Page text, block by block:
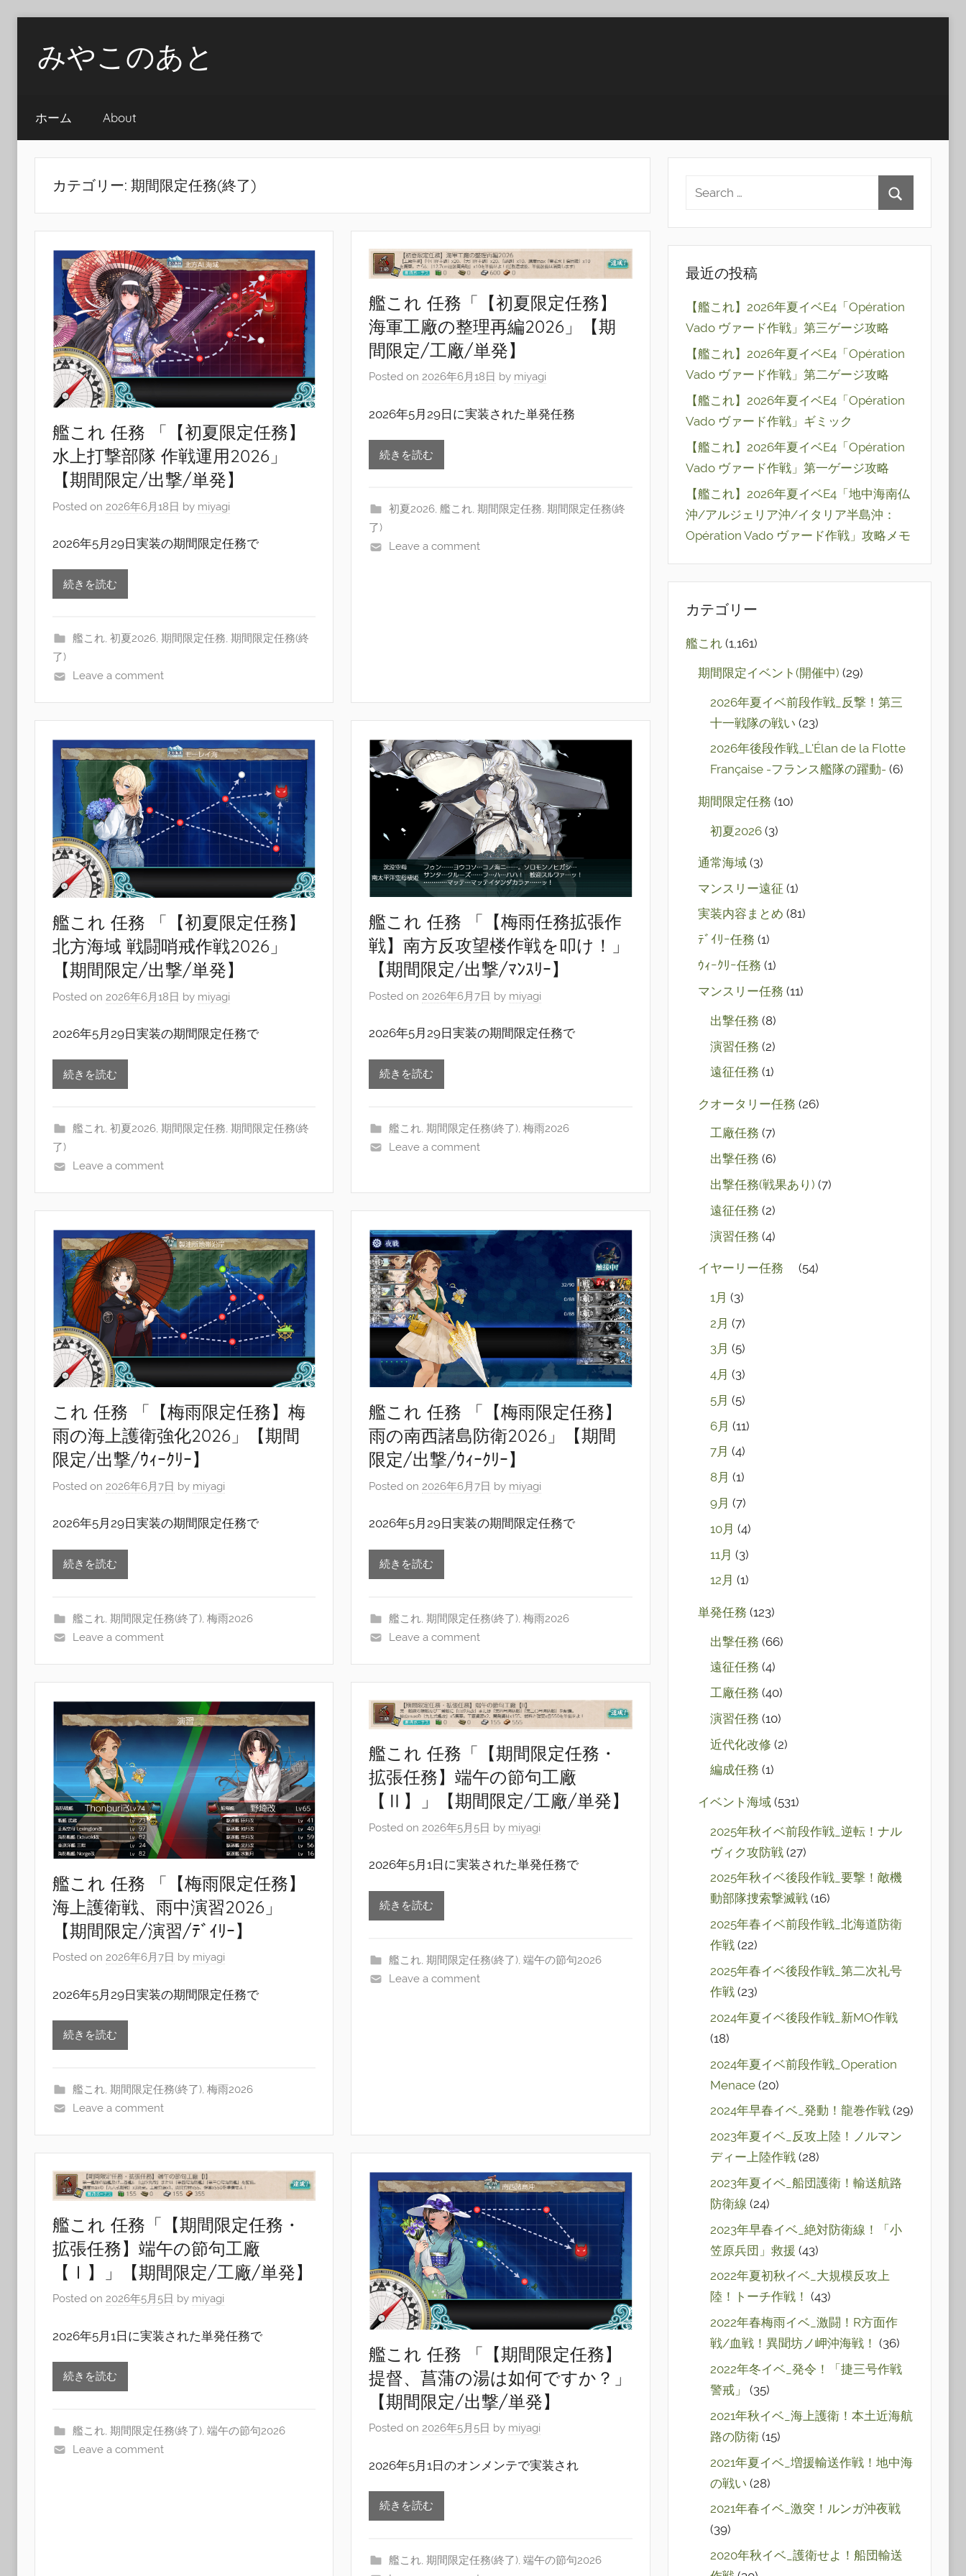
content
みやこのあと
ホーム About
カテゴリー: 期間限定任務(終了)
艦これ 任務 「【初夏限定任務】
水上打撃部隊 作戦運用2026」
【期間限定/出撃/単発】
Posted on 2026年6月18日 by miyagi
2026年5月29日実装の期間限定任務で
続きを読む
艦これ, 初夏2026, 期間限定任務, 期間限定任務(終
了)
Leave a comment
艦これ 任務「【初夏限定任務】
海軍工廠の整理再編2026」【期
間限定/工廠/単発】
Posted on2026年6月18日 by miyagi
2026年5月29日に実装された単発任務
続きを読む
初夏2026, 艦これ, 期間限定任務, 期間限定任務(終
了)
Leave a comment
艦これ 任務 「【初夏限定任務】
北方海域 戦闘哨戒作戦2026」
【期間限定/出撃/単発】
Posted on 2026年6月18日 by miyagi
2026年5月29日実装の期間限定任務で
続きを読む
艦これ, 初夏2026, 期間限定任務, 期間限定任務(終
了)
Leave a comment
艦これ 任務 「【梅雨任務拡張作
戦】南方反攻望楼作戦を叩け！」
【期間限定/出撃/ﾏﾝｽﾘｰ】
Posted on2026年6月7日 by miyagi
2026年5月29日実装の期間限定任務で
続きを読む
艦これ, 期間限定任務(終了), 梅雨2026
Leave a comment
これ 任務 「【梅雨限定任務】梅
雨の海上護衛強化2026」【期間
限定/出撃/ｳｨｰｸﾘｰ】
Posted on 2026年6月7日 by miyagi
2026年5月29日実装の期間限定任務で
続きを読む
艦これ, 期間限定任務(終了), 梅雨2026
Leave a comment
艦これ 任務 「【梅雨限定任務】
雨の南西諸島防衛2026」【期間
限定/出撃/ｳｨｰｸﾘｰ】
Posted on2026年6月7日 by miyagi
2026年5月29日実装の期間限定任務で
続きを読む
艦これ, 期間限定任務(終了), 梅雨2026
Leave a comment
艦これ 任務 「【梅雨限定任務】
海上護衛戦、雨中演習2026」
【期間限定/演習/ﾃﾞｲﾘｰ】
Posted on 2026年6月7日 by miyagi
2026年5月29日実装の期間限定任務で
続きを読む
艦これ, 期間限定任務(終了), 梅雨2026
Leave a comment
艦これ 任務「【期間限定任務・
拡張任務】端午の節句工廠
【Ⅱ】」【期間限定/工廠/単発】
Posted on2026年5月5日 by miyagi
2026年5月1日に実装された単発任務で
続きを読む
艦これ, 期間限定任務(終了), 端午の節句2026
Leave a comment
艦これ 任務「【期間限定任務・
拡張任務】端午の節句工廠
【Ⅰ】」【期間限定/工廠/単発】
Posted on 2026年5月5日 by miyagi
2026年5月1日に実装された単発任務で
続きを読む
艦これ, 期間限定任務(終了), 端午の節句2026
Leave a comment
艦これ 任務 「【期間限定任務】
提督、菖蒲の湯は如何ですか？」
【期間限定/出撃/単発】
Posted on2026年5月5日 by miyagi
2026年5月1日のオンメンテで実装され
続きを読む
艦これ, 期間限定任務(終了), 端午の節句2026
最近の投稿
【艦これ】2026年夏イベE4「Opération
Vado ヴァード作戦」第三ゲージ攻略
【艦これ】2026年夏イベE4「Opération
Vado ヴァード作戦」第二ゲージ攻略
【艦これ】2026年夏イベE4「Opération
Vado ヴァード作戦」ギミック
【艦これ】2026年夏イベE4「Opération
Vado ヴァード作戦」第一ゲージ攻略
【艦これ】2026年夏イベE4「地中海南仏
沖/アルジェリア沖/イタリア半島沖：
Opération Vado ヴァード作戦」攻略メモ
カテゴリー
艦これ(1,161)
期間限定イベント(開催中) (29)
2026年夏イベ前段作戦_反撃！第三
十一戦隊の戦い (23)
2026年後段作戦_L'Élan de la Flotte
Française -フランス艦隊の躍動- (6)
期間限定任務 (10)
初夏2026(3)
通常海域(3)
マンスリー遠征 (1)
実装内容まとめ (81)
ﾃﾞｲﾘｰ任務 (1)
ｳｨｰｸﾘｰ任務 (1)
マンスリー任務 (11)
出撃任務 (8)
演習任務 (2)
遠征任務 (1)
クオータリー任務 (26)
工廠任務 (7)
出撃任務 (6)
出撃任務(戦果あり) (7)
遠征任務 (2)
演習任務 (4)
イヤーリー任務 (54)
1月 (3)
2月 (7)
3月 (5)
4月 (3)
5月 (5)
6月 (11)
7月 (4)
8月 (1)
9月 (7)
10月 (4)
11月 (3)
12月 (1)
単発任務 (123)
出撃任務 (66)
遠征任務 (4)
工廠任務 (40)
演習任務 (10)
近代化改修 (2)
編成任務 (1)
イベント海域(531)
2025年秋イベ前段作戦_逆転！ナル
ヴィク攻防戦(27)
2025年秋イベ後段作戦_要撃！敵機
動部隊捜索撃滅戦(16)
2025年春イベ前段作戦_北海道防衛
作戦(22)
2025年春イベ後段作戦_第二次礼号
作戦(23)
2024年夏イベ後段作戦_新MO作戦
(18)
2024年夏イベ前段作戦_Operation
Menace(20)
2024年早春イベ_発動！龍巻作戦(29)
2023年夏イベ_反攻上陸！ノルマン
ディー上陸作戦(28)
2023年夏イベ_船団護衛！輸送航路
防衛線 (24)
2023年早春イベ_絶対防衛線！「小
笠原兵団」救援 (43)
2022年夏初秋イベ_大規模反攻上
陸！トーチ作戦！ (43)
2022年春梅雨イベ_激闘！R方面作
戦/血戦！異聞坊ノ岬沖海戦！ (36)
2022年冬イベ_発令！「捷三号作戦
警戒」
(35)
2021年秋イベ_海上護衛！本土近海航
路の防衛(15)
2021年夏イベ_増援輸送作戦！地中海
の戦い (28)
2021年春イベ_激突！ルンガ沖夜戦
(39)
2020年秋イベ_護衛せよ！船団輸送